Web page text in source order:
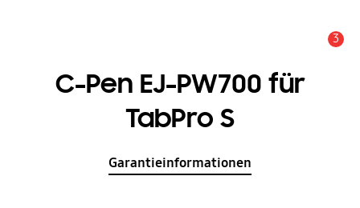
3
C-Pen EJ-PW700 für
TabPro S
Garantieinformationen